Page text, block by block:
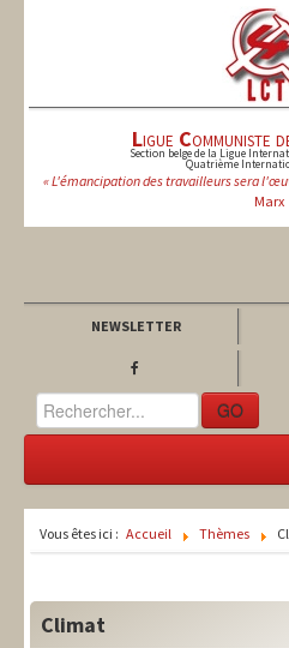
Ligue Communiste
Section belge de la Ligue
Quatrième
« L'émancipation des travailleurs sera
Marx
NEWSLETTER
GO
Vous êtes ici : Accueil Thèmes
Climat